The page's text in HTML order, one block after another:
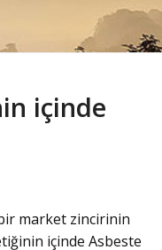
içinde
market zincirinin
içinde Asbeste